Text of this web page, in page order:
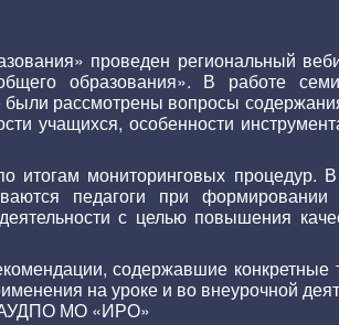
проведен региональный
образования». В работе
рассмотрены вопросы
учащихся, особенности
мониторинговых процедур. В
педагоги при формировании
с целью повышения
содержавшие
на уроке и во внеурочной
МО «ИРО»